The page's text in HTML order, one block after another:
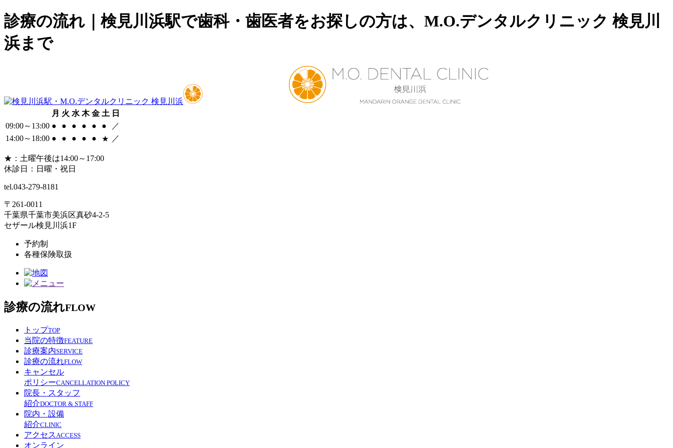
診療の流れ｜検見川浜駅で歯科・歯医者をお探しの方は、M.O.デンタルクリニック 検見川
浜まで
月 火 水 木 金 土 日
09:00～13:00 ● ● ● ● ● ●
／
14:00～18:00 ● ● ● ● ● ★ ／
★ ：土曜午後は14:00～17:00
休診日：日曜・祝日
tel.043-279-8181
〒261-0011
千葉県千葉市美浜区真砂4-2-5
セザール検見川浜1F
予約制
各種保険取扱
診療の流れFLOW
トップTOP
当院の特徴FEATURE
診療案内SERVICE
診療の流れFLOW
キャンセル
ポリシーCANCELLATION POLICY
院長・スタッフ
紹介DOCTOR & STAFF
院内・設備
紹介CLINIC
アクセス ACCESS
オンライン